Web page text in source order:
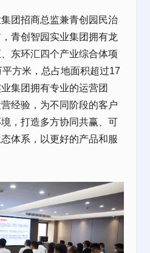
团招商总监兼青创园民治
青创智园实业集团拥有龙
东环汇四个产业综合体项
方米，总占地面积超过17
集团拥有专业的运营团
经验，为不同阶段的客户
，打造多方协同共赢、可
体系，以更好的产品和服